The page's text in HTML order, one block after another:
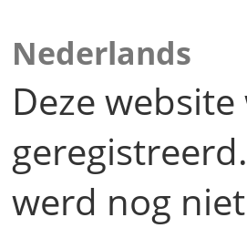
Nederlands
Deze
werd nog